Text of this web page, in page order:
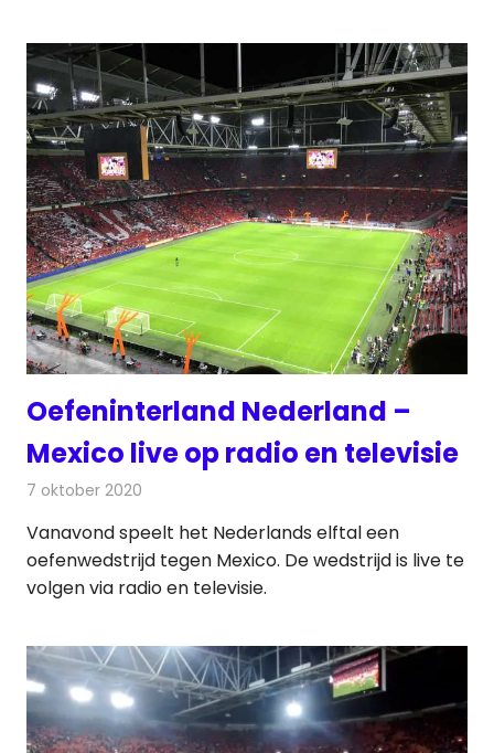
Oefeninterland Nederland –
Mexico live op radio en televisie
7 oktober 2020
Vanavond speelt het Nederlands elftal een
oefenwedstrijd tegen Mexico. De wedstrijd is live te
volgen via radio en televisie.